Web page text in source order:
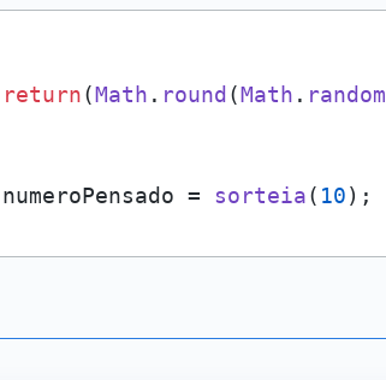
return(Math . round (Math . random
numeroPensado = sorteia( 10);